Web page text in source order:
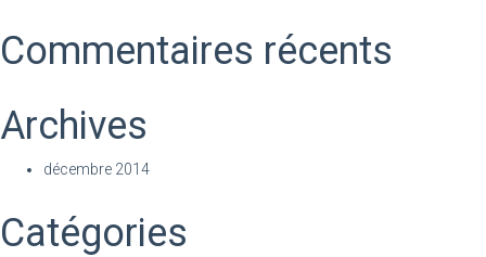
Commentaires récents
Archives
décembre 2014
Catégories